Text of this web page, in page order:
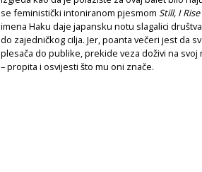
se feministički intoniranom pjesmom Still, I Rise
imena Haku daje japansku notu slagalici
do zajedničkog cilja. Jer, poanta večeri jest da
plesača do publike, prekide veza doživi na
– propita i osvijesti što mu oni znače.